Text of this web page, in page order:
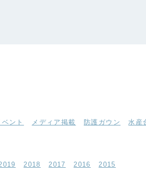
ベント メディア掲載 防護ガウン 水産
2018 2017 2016 2015